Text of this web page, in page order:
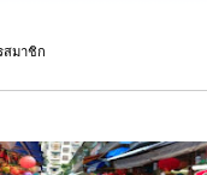
สมาชิก